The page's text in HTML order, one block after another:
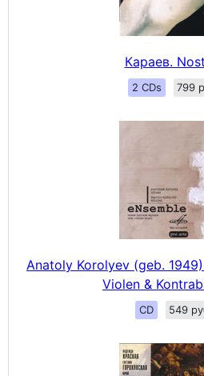
Караев.
2 CDs 799
Anatoly Korolyev (geb.
Violen &
CD 549